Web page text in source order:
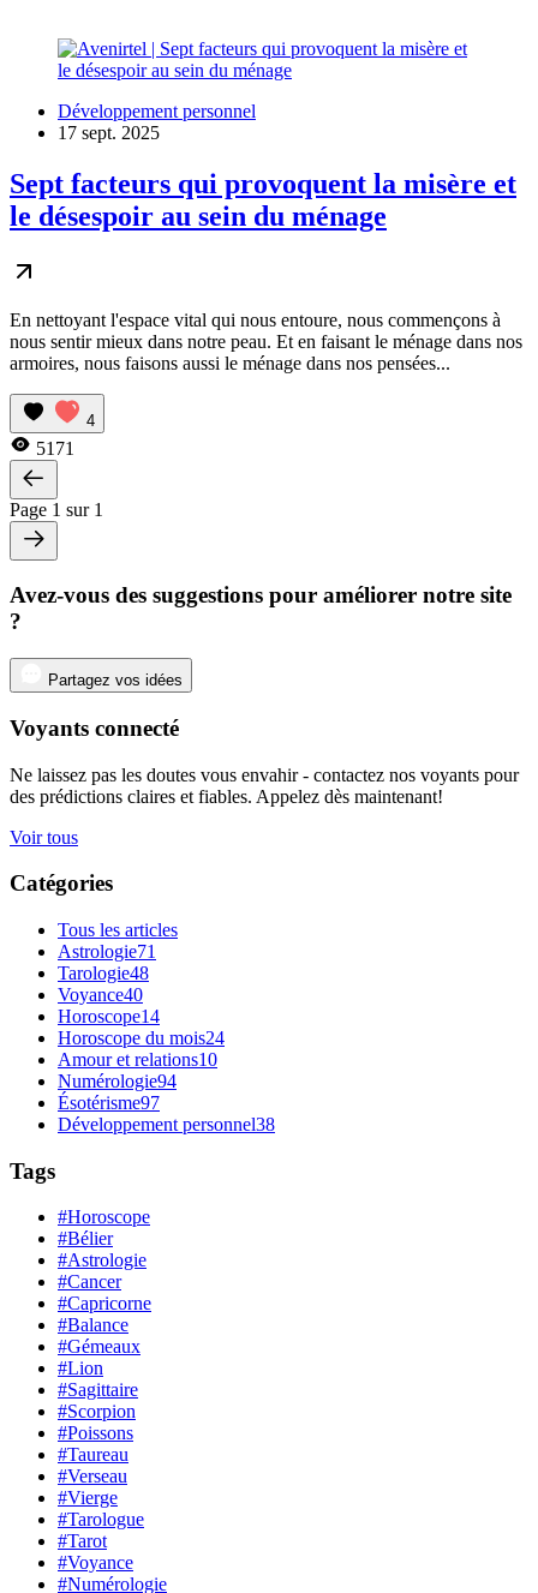
Développement personnel
17 sept. 2025
Sept facteurs qui provoquent la misère et
le désespoir au sein du ménage
En nettoyant l'espace vital qui nous entoure, nous commençons à
nous sentir mieux dans notre peau. Et en faisant le ménage dans nos
armoires, nous faisons aussi le ménage dans nos pensées...
4
5171
Page 1 sur 1
Avez-vous des suggestions pour améliorer notre site
?
Partagez vos idées
Voyants connecté
Ne laissez pas les doutes vous envahir - contactez nos voyants pour
des prédictions claires et fiables. Appelez dès maintenant!
Voir tous
Catégories
Tous les articles
Astrologie71
Tarologie48
Voyance40
Horoscope14
Horoscope du mois24
Amour et relations10
Numérologie94
Ésotérisme97
Développement personnel38
Tags
#Horoscope
#Bélier
#Astrologie
#Cancer
#Capricorne
#Balance
#Gémeaux
#Lion
#Sagittaire
#Scorpion
#Poissons
#Taureau
#Verseau
#Vierge
#Tarologue
#Tarot
#Voyance
#Numérologie